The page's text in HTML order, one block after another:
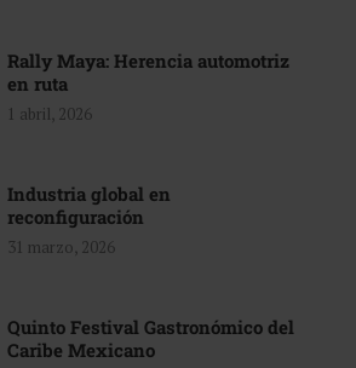
Rally Maya: Herencia automotriz
en ruta
1 abril, 2026
Industria global en
reconfiguración
31 marzo, 2026
Quinto Festival Gastronómico del
Caribe Mexicano